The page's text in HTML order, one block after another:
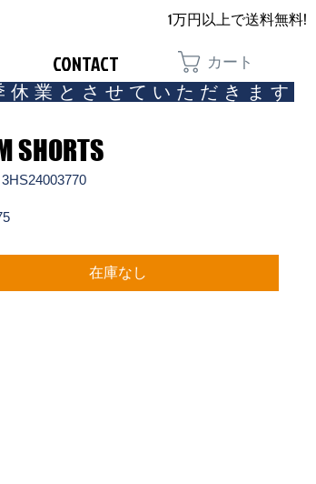
CONTACT
1万円以上で送料無料!
カート
業とさせていただきます​
SHORTS
価
在庫なし